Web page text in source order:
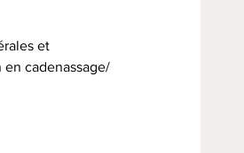
et
cadenassage/